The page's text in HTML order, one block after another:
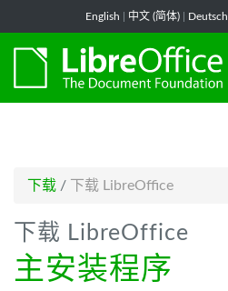
English 中文 (简体) Deutsch
下载 / 下载 LibreOffice
下载 LibreOffice
主安装程序